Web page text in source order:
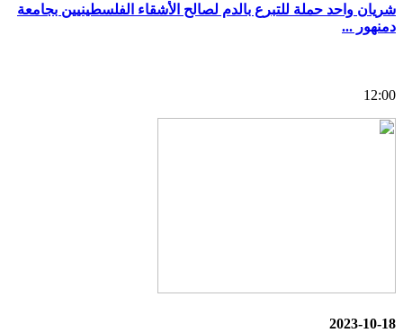
شريان واحد حملة للتبرع بالدم لصالح الأشقاء الفلسطينيين بجامعة
دمنهور ...
12:00
2023-10-18